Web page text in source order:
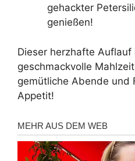
gehackter
genießen!
Dieser herzhafte
geschmackvolle
gemütliche Abende und
Appetit!